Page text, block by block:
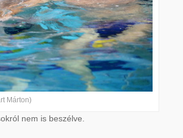
Márton)
nem is beszélve.